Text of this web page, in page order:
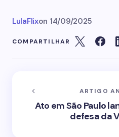
LulaFlixon 14/09/2025
COMPARTILHAR
ARTIGO
Ato em São Paulo
defesa da